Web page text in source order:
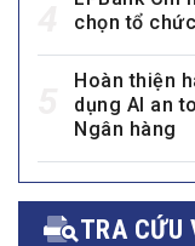
chọn tổ
Hoàn thiện
dụng AI an
Ngân hàng
TRA CỨU